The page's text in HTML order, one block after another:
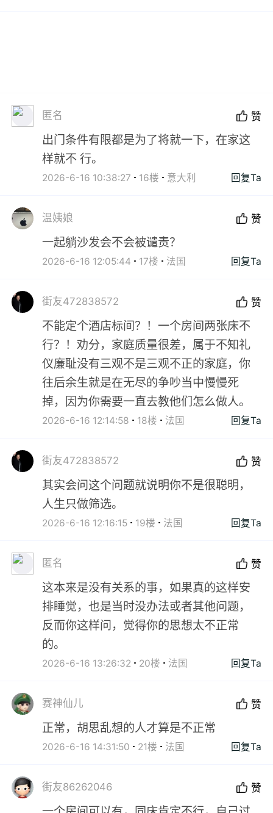
匿名 赞
出门条件有限都是为了将就一下，在家这
样就不 行。
2026-6-16 10:38:27 16楼 意大利 回复Ta
温姨娘 赞
一起躺沙发会不会被谴责？
2026-6-16 12:05:44 17楼 法国 回复Ta
街友472838572 赞
不能定个酒店标间？！一个房间两张床不
行？！劝分，家庭质量很差，属于不知礼
仪廉耻没有三观不是三观不正的家庭，你
往后余生就是在无尽的争吵当中慢慢死
掉，因为你需要一直去教他们怎么做人。
2026-6-16 12:14:58 18楼 法国 回复Ta
街友472838572 赞
其实会问这个问题就说明你不是很聪明，
人生只做筛选。
2026-6-16 12:16:15 19楼 法国 回复Ta
匿名 赞
这本来是没有关系的事，如果真的这样安
排睡觉，也是当时没办法或者其他问题，
反而你这样问，觉得你的思想太不正常
的。
2026-6-16 13:26:32 20楼 法国 回复Ta
赛神仙儿 赞
正常，胡思乱想的人才算是不正常
2026-6-16 14:31:50 21楼 法国 回复Ta
街友86262046 赞